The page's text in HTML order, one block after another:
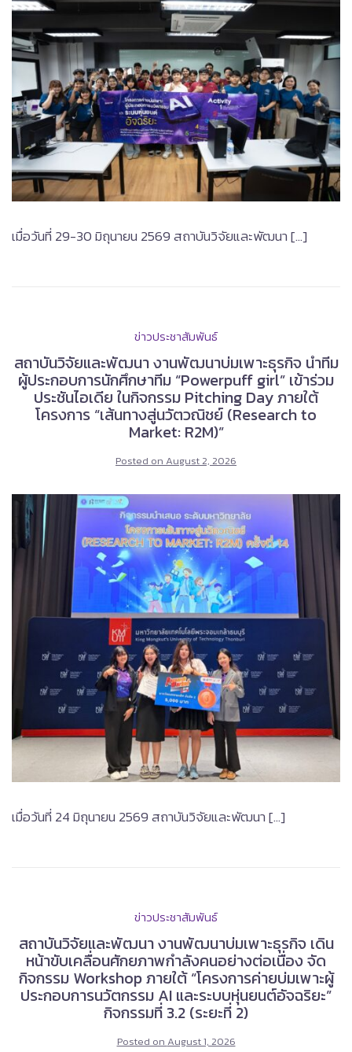
เมื่อวันที่ 29-30 มิถุนายน 2569 สถาบันวิจัยและพัฒนา […]
ข่าวประชาสัมพันธ์
สถาบันวิจัยและพัฒนา งานพัฒนาบ่มเพาะธุรกิจ นำทีม
ผู้ประกอบการนักศึกษาทีม “Powerpuff girl” เข้าร่วม
ประชันไอเดีย ในกิจกรรม Pitching Day ภายใต้
โครงการ “เส้นทางสู่นวัตวณิชย์ (Research to
Market: R2M)”
Posted on August 2, 2026
เมื่อวันที่ 24 มิถุนายน 2569 สถาบันวิจัยและพัฒนา […]
ข่าวประชาสัมพันธ์
สถาบันวิจัยและพัฒนา งานพัฒนาบ่มเพาะธุรกิจ เดิน
หน้าขับเคลื่อนศักยภาพกำลังคนอย่างต่อเนื่อง จัด
กิจกรรม Workshop ภายใต้ “โครงการค่ายบ่มเพาะผู้
ประกอบการนวัตกรรม AI และระบบหุ่นยนต์อัจฉริยะ”
กิจกรรมที่ 3.2 (ระยะที่ 2)
Posted on August 1, 2026